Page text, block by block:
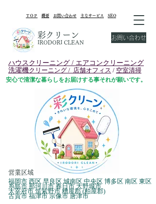
彩クリーン
IRODORI CLEAN
お問い合わせ
​ＴＯＰ 概要 お問い合わせ 主なサービス SEO
安心で清潔な暮らしをお届けする事それが願いです。
ハウスクリーニング / エアコンクリーニング
洗濯機クリーニング / 店舗オフィス / 空室清掃
福岡市 西区 早良区 城南区 中央区 博多区 南区 東区
糸島市 那珂川市 春日市 大野城市
太宰府市 筑紫野市 糟屋郡 (粕屋郡)
古賀市 福津市 宗像市​ 唐津市
​営業区域